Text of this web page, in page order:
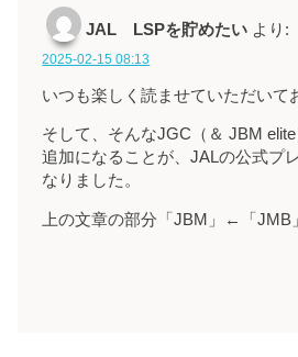
JAL LSPを貯めたい より:
2025-02-15 08:13
いつも楽しく読ませていただいて
そして、そんなJGC（＆ JBM
追加になることが、JALの公式プ
なりました。
上の文章の部分「JBM」←「JMB